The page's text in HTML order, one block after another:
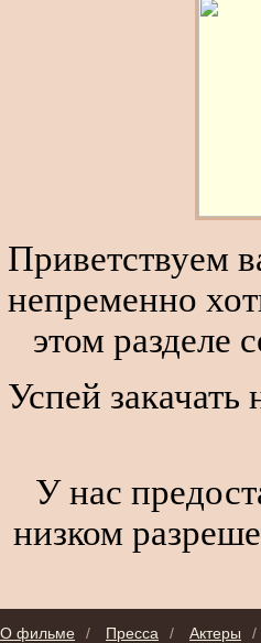
Приветствуем
непременно
этом разделе
Успей
У нас
низком
О фильме / Пресса / Актеры /